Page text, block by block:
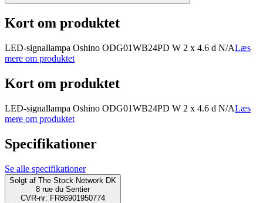
Kort om produktet
LED-signallampa Oshino OD­G01WB­24PD W 2 x 4.6 d N/ALæs
mere om produktet
Kort om produktet
LED-signallampa Oshino OD­G01WB­24PD W 2 x 4.6 d N/ALæs
mere om produktet
Specifikationer
Se alle specifikationer
Solgt af The Stock Network DK
8 rue du Sentier
CVR-nr: FR86901950774